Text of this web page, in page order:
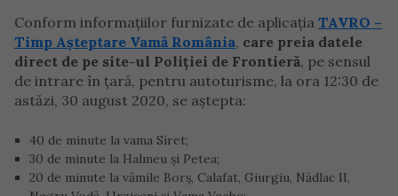
Conform informațiilor furnizate de aplicația TAVRO –
Timp Așteptare Vamă România, care preia datele
direct de pe site-ul Poliției de Frontieră, pe sensul
de intrare în țară, pentru autoturisme, la ora 12:30 de
astăzi, 30 august 2020, se aștepta:
40 de minute la vama Siret;
30 de minute la Halmeu și Petea;
20 de minute la vămile Borș, Calafat, Giurgiu, Nădlac II,